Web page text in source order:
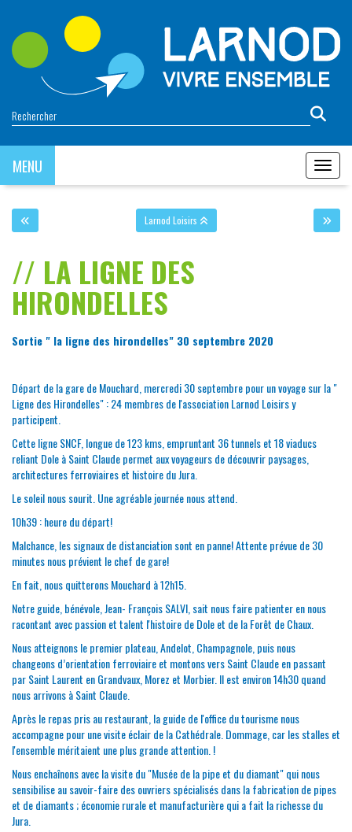
MENU
MENU
Larnod Loisirs
LA LIGNE DES
HIRONDELLES
Sortie " la ligne des hirondelles" 30 septembre 2020
Départ de la gare de Mouchard, mercredi 30 septembre pour un voyage sur la "
Ligne des Hirondelles" : 24 membres de l'association Larnod Loisirs y
participent.
Cette ligne SNCF, longue de 123 kms, empruntant 36 tunnels et 18 viaducs
reliant Dole à Saint Claude permet aux voyageurs de découvrir paysages,
architectures ferroviaires et histoire du Jura.
Le soleil nous sourit. Une agréable journée nous attend.
10h39 : heure du départ!
Malchance, les signaux de distanciation sont en panne! Attente prévue de 30
minutes nous prévient le chef de gare!
En fait, nous quitterons Mouchard à 12h15.
Notre guide, bénévole, Jean- François SALVI, sait nous faire patienter en nous
racontant avec passion et talent l'histoire de Dole et de la Forêt de Chaux.
Nous atteignons le premier plateau, Andelot, Champagnole, puis nous
changeons d’orientation ferroviaire et montons vers Saint Claude en passant
par Saint Laurent en Grandvaux, Morez et Morbier. Il est environ 14h30 quand
nous arrivons à Saint Claude.
Après le repas pris au restaurant, la guide de l'office du tourisme nous
accompagne pour une visite éclair de la Cathédrale. Dommage, car les stalles et
l'ensemble méritaient une plus grande attention. !
Nous enchaînons avec la visite du "Musée de la pipe et du diamant" qui nous
sensibilise au savoir-faire des ouvriers spécialisés dans la fabrication de pipes
et de diamants ; économie rurale et manufacturière qui a fait la richesse du
Jura.